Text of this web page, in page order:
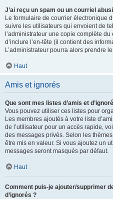
J’ai reçu un spam ou un courriel
Le formulaire de courrier électronique
suivre les utilisateurs qui envoient de
l’administrateur une copie complète
d’inclure l’en-tête (il contient des
L’administrateur pourra alors prendre
Haut
Amis et ignorés
Que sont mes listes d’amis et
Vous pouvez utiliser ces listes pour
Les membres ajoutés à votre liste
de l’utilisateur pour un accès rapide,
des messages privés. Selon les
être mis en valeur. Si vous ajoutez un
messages seront masqués par défaut.
Haut
Comment puis-je ajouter/supprimer
d’ignorés ?